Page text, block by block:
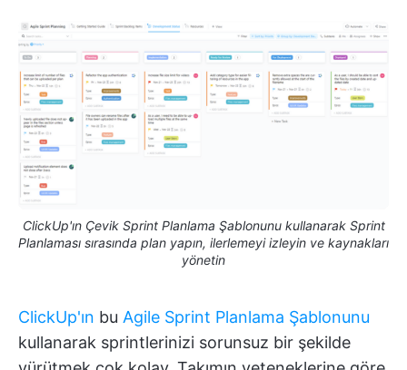
ClickUp'ın Çevik Sprint Planlama Şablonunu kullanarak Sprint
Planlaması sırasında plan yapın, ilerlemeyi izleyin ve kaynakları
yönetin
ClickUp'ın bu Agile Sprint Planlama Şablonunu
kullanarak sprintlerinizi sorunsuz bir şekilde